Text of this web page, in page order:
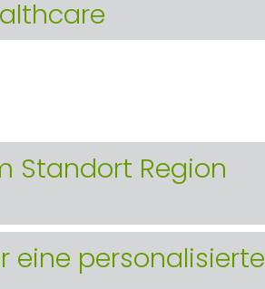
Standort Region
eine personalisierte